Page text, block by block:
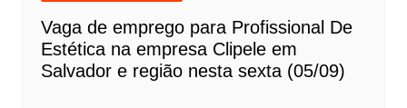
Vaga de emprego para Profissional De
Estética na empresa Clipele em
Salvador e região nesta sexta (05/09)